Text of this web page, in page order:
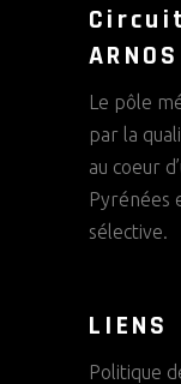
ARNOS
Le pôle
par la
au coeur
Pyrénées
sélective.
LIENS
Politique